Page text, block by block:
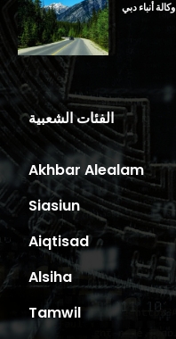
وكالة أنباء دبي
الفئات الشعبية
Akhbar Alealam
Siasiun
Aiqtisad
Alsiha
Tamwil